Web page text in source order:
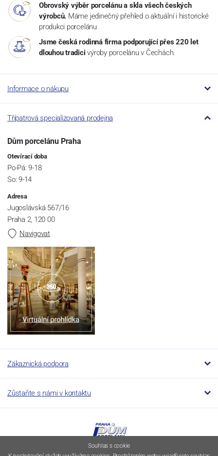
Obrovský výběr porcelánu a skla všech českých
výrobců. Máme jedinečný přehled o aktuální i historické
produkci porcelánu
Jsme česká rodinná firma podporující přes 220 let
dlouhou tradici výroby porcelánu v Čechách.
Informace o nákupu
Třípatrová specializovaná prodejna
Dům porcelánu Praha
Otevírací doba
Po-Pá: 9-18
So: 9-14
Adresa
Jugoslávská 567/16
Praha 2, 120 00
Navigovat
Zákaznická podpora
Zůstaňte s námi v kontaktu
Souhlas s cookie